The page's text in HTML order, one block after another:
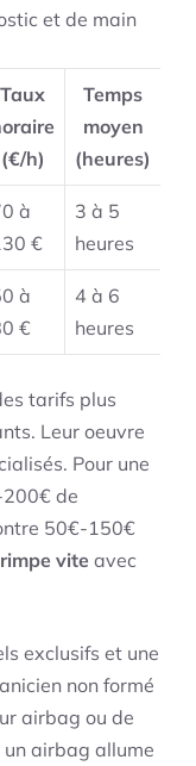
et de main
Taux
(€/h)
Temps
moyen
(heures)
à
€
3 à 5
heures
à
€
4 à 6
heures
tarifs plus
Leur oeuvre
Pour une
de
50€-150€
vite avec
exclusifs et une
non formé
airbag ou de
airbag allume